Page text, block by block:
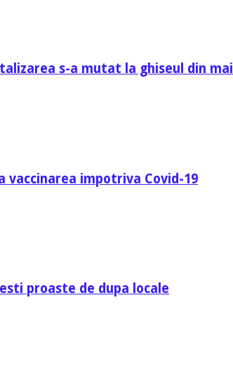
s-a mutat la ghiseul din mail
vaccinarea impotriva Covid-19
proaste de dupa locale